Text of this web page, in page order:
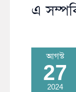
এ
আগস্ট
27
2024